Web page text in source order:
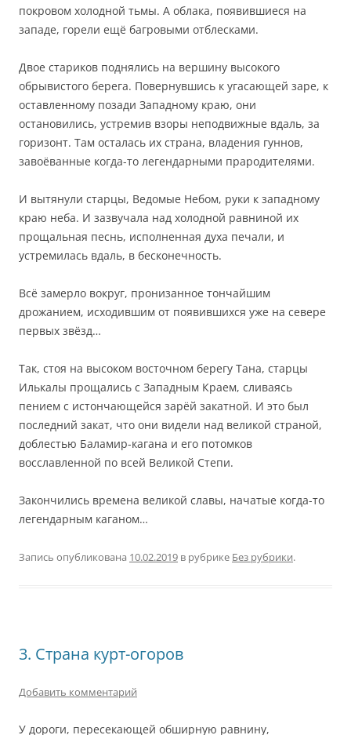
покровом холодной тьмы. А облака, появившиеся на
западе, горели ещё багровыми отблесками.
Двое стариков поднялись на вершину высокого
обрывистого берега. Повернувшись к угасающей заре, к
оставленному позади Западному краю, они
остановились, устремив взоры неподвижные вдаль, за
горизонт. Там осталась их страна, владения гуннов,
завоёванные когда-то легендарными прародителями.
И вытянули старцы, Ведомые Небом, руки к западному
краю неба. И зазвучала над холодной равниной их
прощальная песнь, исполненная духа печали, и
устремилась вдаль, в бесконечность.
Всё замерло вокруг, пронизанное тончайшим
дрожанием, исходившим от появившихся уже на севере
первых звёзд…
Так, стоя на высоком восточном берегу Тана, старцы
Илькалы прощались с Западным Краем, сливаясь
пением с истончающейся зарёй закатной. И это был
последний закат, что они видели над великой страной,
доблестью Баламир-кагана и его потомков
восславленной по всей Великой Степи.
Закончились времена великой славы, начатые когда-то
легендарным каганом…
Запись опубликована 10.02.2019 в рубрике Без рубрики.
3. Страна курт-огоров
Добавить комментарий
У дороги, пересекающей обширную равнину,